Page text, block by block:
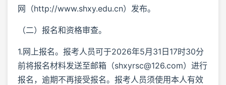
网（http://www.shxy.edu.cn）发布。
（二）报名和资格审查。
1.网上报名。报考人员可于2026年5月31日17时30分
前将报名材料发送至邮箱（shxyrsc@126.com）进行
报名，逾期不再接受报名。报考人员须使用本人有效